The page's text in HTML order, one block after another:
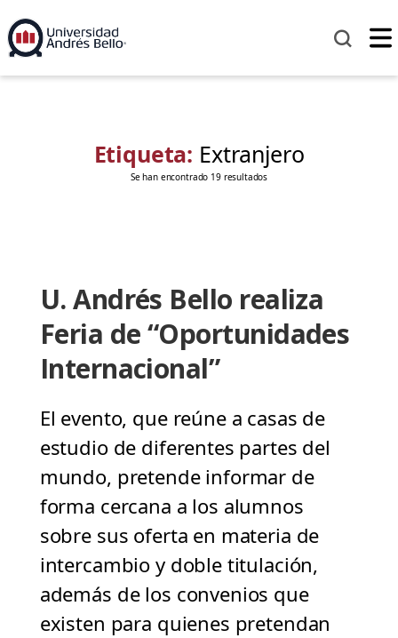
Etiqueta: Extranjero
Se han encontrado 19 resultados
U. Andrés Bello realiza
Feria de “Oportunidades
Internacional”
El evento, que reúne a casas de
estudio de diferentes partes del
mundo, pretende informar de
forma cercana a los alumnos
sobre sus oferta en materia de
intercambio y doble titulación,
además de los convenios que
existen para quienes pretendan